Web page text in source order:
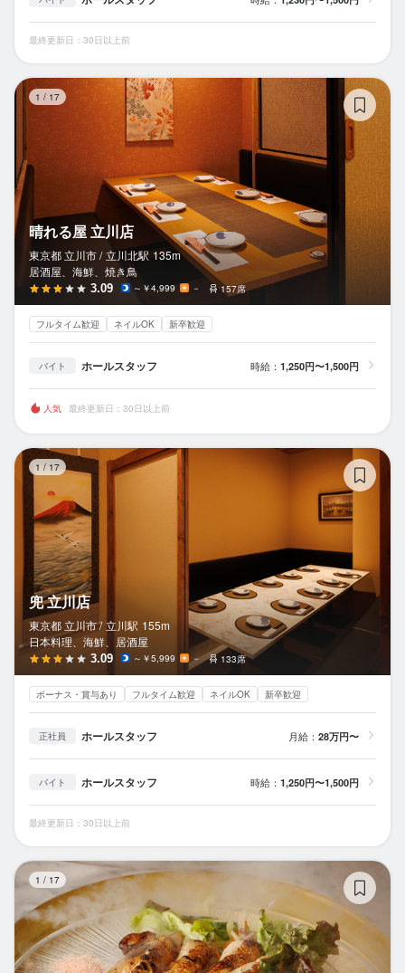
最終更新日：30日以上前
1 / 17
晴れる屋 立川店
東京都 立川市 / 立川北駅 135m
居酒屋、海鮮、焼き鳥
3.09 ～￥4,999 － 157席
フルタイム歓迎 ネイルOK 新卒歓迎
バイト ホールスタッフ 時給： 1,250円〜1,500円
人気 最終更新日：30日以上前
1 /17
兜 立川店
東京都 立川市 / 立川駅 155m
日本料理、海鮮、居酒屋
3.09 ～￥5,999 － 133席
ボーナス・賞与あり フルタイム歓迎 ネイルOK 新卒歓迎
正社員 ホールスタッフ 月給： 28万円〜
バイト ホールスタッフ 時給： 1,250円〜1,500円
最終更新日：30日以上前
1 / 17